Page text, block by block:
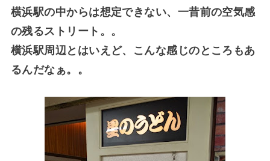
横浜駅の中からは想定できない、一昔前の空気感
の残るストリート。。
横浜駅周辺とはいえど、こんな感じのところもあ
るんだなぁ。。